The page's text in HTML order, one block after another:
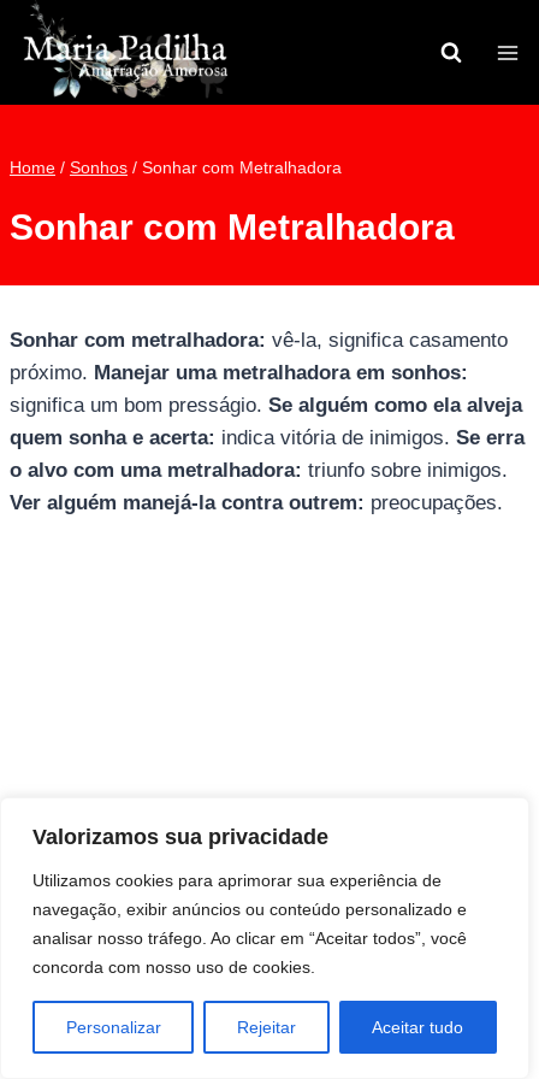
Valorizamos sua privacidade
Utilizamos cookies para aprimorar sua experiência de
navegação, exibir anúncios ou conteúdo personalizado e
analisar nosso tráfego. Ao clicar em “Aceitar todos”, você
concorda com nosso uso de cookies.
Personalizar Rejeitar Aceitar tudo
Pular
para
Conteúdo
Home / Sonhos / Sonhar com Metralhadora
Sonhar com Metralhadora
Sonhar com metralhadora: vê-la, significa casamento
próximo. Manejar uma metralhadora em sonhos:
significa um bom presságio. Se alguém como ela alveja
quem sonha e acerta: indica vitória de inimigos. Se erra
o alvo com uma metralhadora: triunfo sobre inimigos.
Ver alguém manejá-la contra outrem: preocupações.
Consultas e trabalhos espirituais
Brasil - Santa Catarina - São José